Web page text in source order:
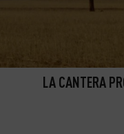
LA CANTERA